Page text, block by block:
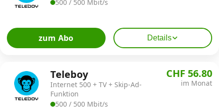
500 / 500 Mbit/s
zum Abo Details
Teleboy
Internet 500 + TV + Skip-Ad-
Funktion
500 / 500 Mbit/s
CHF 56.80
im Monat